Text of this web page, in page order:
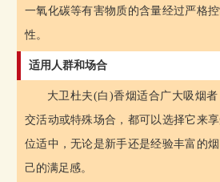
一氧化碳等有害物质的含量经过严格
性。
适用人群和场合
大卫杜夫(白)香烟适合广大吸烟
交活动或特殊场合，都可以选择它来
位适中，无论是新手还是经验丰富的
己的满足感。